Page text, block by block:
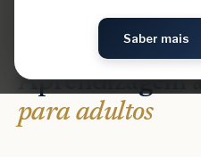
Saber mais
DESCRIÇÃO DA
Aprendizagem
para adultos